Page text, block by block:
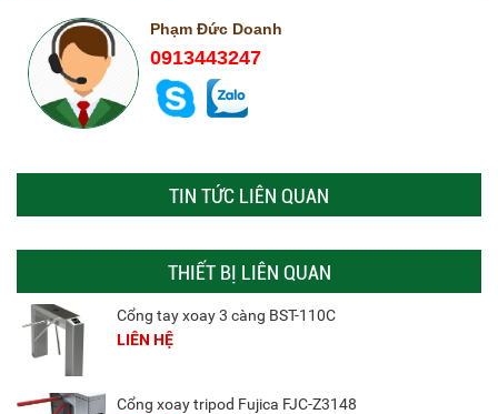
Phạm Đức Doanh
0913443247
TIN TỨC LIÊN QUAN
THIẾT BỊ LIÊN QUAN
Cổng tay xoay 3 càng BST-110C
LIÊN HỆ
Cổng xoay tripod Fujica FJC-Z3148